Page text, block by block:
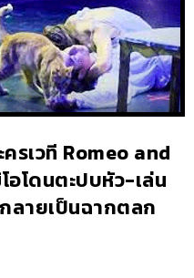
รเวที Romeo and
อโดนตะปบหัว-เล่น
ลายเป็นฉากตลก